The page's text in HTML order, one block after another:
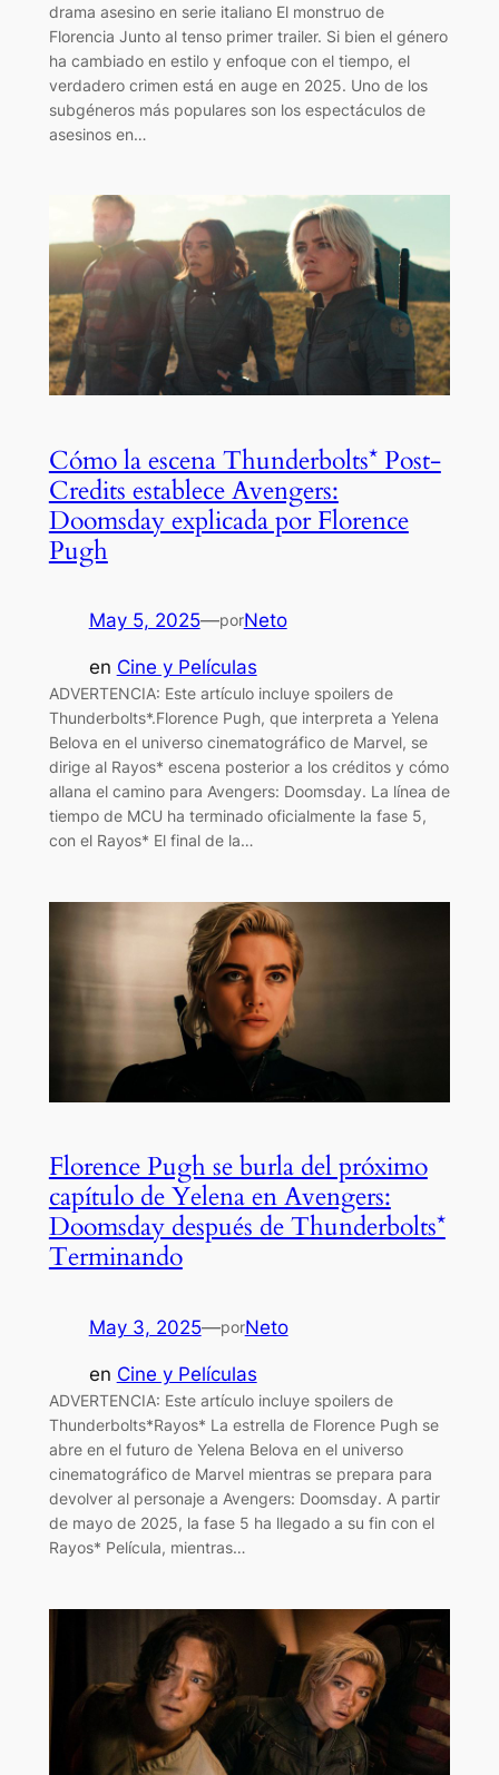
drama asesino en serie italiano El monstruo de
Florencia Junto al tenso primer trailer. Si bien el género
ha cambiado en estilo y enfoque con el tiempo, el
verdadero crimen está en auge en 2025. Uno de los
subgéneros más populares son los espectáculos de
asesinos en…
Cómo la escena Thunderbolts* Post-
Credits establece Avengers:
Doomsday explicada por Florence
Pugh
May 5, 2025—porNeto
en Cine y Películas
ADVERTENCIA: Este artículo incluye spoilers de
Thunderbolts*.Florence Pugh, que interpreta a Yelena
Belova en el universo cinematográfico de Marvel, se
dirige al Rayos* escena posterior a los créditos y cómo
allana el camino para Avengers: Doomsday. La línea de
tiempo de MCU ha terminado oficialmente la fase 5,
con el Rayos* El final de la…
Florence Pugh se burla del próximo
capítulo de Yelena en Avengers:
Doomsday después de Thunderbolts*
Terminando
May 3, 2025—porNeto
en Cine y Películas
ADVERTENCIA: Este artículo incluye spoilers de
Thunderbolts*Rayos* La estrella de Florence Pugh se
abre en el futuro de Yelena Belova en el universo
cinematográfico de Marvel mientras se prepara para
devolver al personaje a Avengers: Doomsday. A partir
de mayo de 2025, la fase 5 ha llegado a su fin con el
Rayos* Película, mientras…